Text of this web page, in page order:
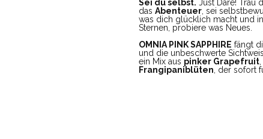
Sei du selbst. Just Dare! Trau
das Abenteuer , sei
was dich glücklich macht und
Sternen, probiere was Neues.
OMNIA PINK SAPPHIRE fängt
und die unbeschwerte
ein Mix aus pinker Grapefruit
Frangipaniblüten , der sofort